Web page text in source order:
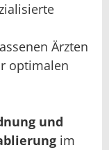
Ärzten
optimalen
und
im